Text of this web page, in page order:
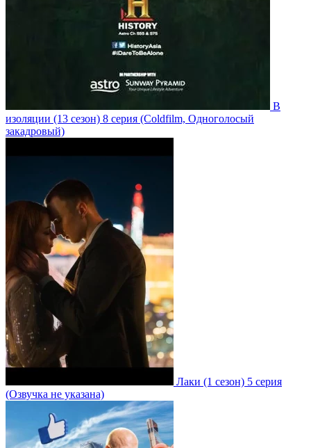
В
изоляции (13 сезон) 8 серия (Coldfilm, Одноголосый
закадровый)
Лаки (1 сезон) 5 серия
(Озвучка не указана)